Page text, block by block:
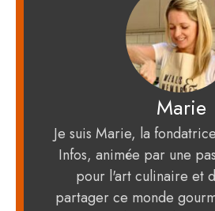
Marie
Je suis Marie, la
Infos, animée par une
pour l'art culinaire et
partager ce monde